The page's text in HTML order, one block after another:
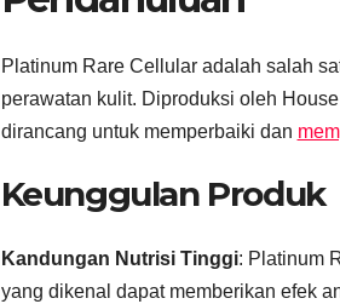
Platinum Rare Cellular adalah salah
perawatan kulit. Diproduksi oleh
dirancang untuk memperbaiki dan
Keunggulan Produk
Kandungan Nutrisi Tinggi: Platinum
yang dikenal dapat memberikan efek